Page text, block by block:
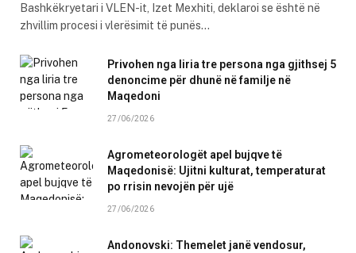
Bashkëkryetari i VLEN-it, Izet Mexhiti, deklaroi se është në
zhvillim procesi i vlerësimit të punës…
Privohen nga liria tre persona nga gjithsej 5
denoncime për dhunë në familje në
Maqedoni
27/06/2026
Agrometeorologët apel bujqve të
Maqedonisë: Ujitni kulturat, temperaturat
po rrisin nevojën për ujë
27/06/2026
Andonovski: Themelet janë vendosur,